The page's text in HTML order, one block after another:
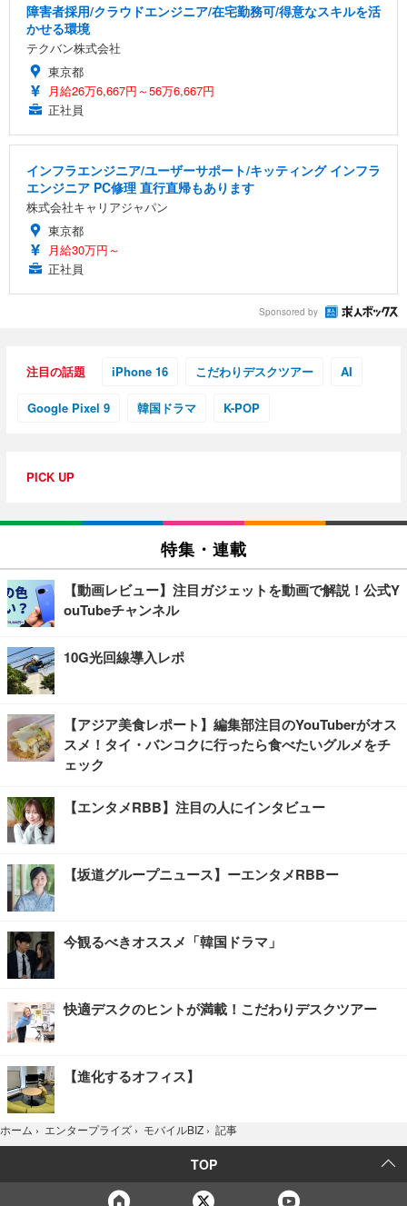
障害者採用/クラウドエンジニア/在宅勤務可/得意なスキルを活
かせる環境
テクバン株式会社
東京都
月給26万6,667円～56万6,667円
正社員
インフラエンジニア/ユーザーサポート/キッティング インフラ
エンジニア PC修理 直行直帰もあります
株式会社キャリアジャパン
東京都
月給30万円～
正社員
Sponsored by
注目の話題 iPhone 16 こだわりデスクツアー AI
Google Pixel 9 韓国ドラマ K-POP
PICK UP
特集・連載
【動画レビュー】注目ガジェットを動画で解説！公式Y
ouTubeチャンネル
10G光回線導入レポ
【アジア美食レポート】編集部注目のYouTuberがオス
スメ！タイ・バンコクに行ったら食べたいグルメをチ
ェック
【エンタメRBB】注目の人にインタビュー
【坂道グループニュース】ーエンタメRBBー
今観るべきオススメ「韓国ドラマ」
快適デスクのヒントが満載！こだわりデスクツアー
【進化するオフィス】
ホーム › エンタープライズ › モバイルBIZ › 記事
TOP